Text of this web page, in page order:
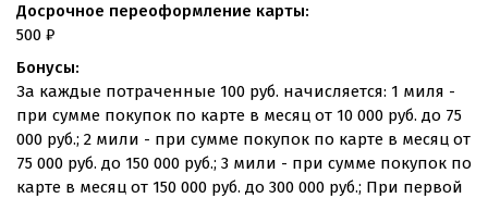
Досрочное переоформление карты:
500 ₽
Бонусы:
За каждые потраченные 100 руб. начисляется: 1 миля -
при сумме покупок по карте в месяц от 10 000 руб. до 75
000 руб.; 2 мили - при сумме покупок по карте в месяц от
75 000 руб. до 150 000 руб.; 3 мили - при сумме покупок по
карте в месяц от 150 000 руб. до 300 000 руб.; При первой